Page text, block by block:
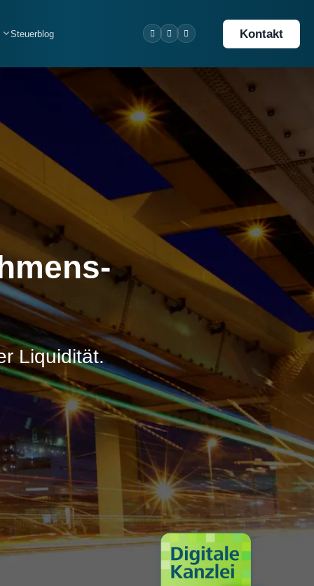
Steuerblog Kontakt
Liquidität.